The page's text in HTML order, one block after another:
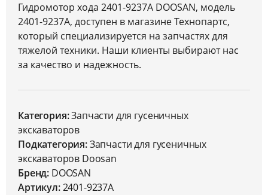
Гидромотор хода 2401-9237A DOOSAN, модель
2401-9237A, доступен в магазине Технопартс,
который специализируется на запчастях для
тяжелой техники. Наши клиенты выбирают нас
за качество и надежность.
Категория:Запчасти для гусеничных
экскаваторов
Подкатегория:Запчасти для гусеничных
экскаваторов Doosan
Бренд: DOOSAN
Артикул:2401-9237A